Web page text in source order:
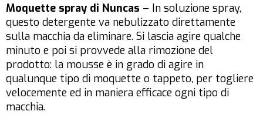
Moquette spray di Nuncas – In soluzione spray,
questo detergente va nebulizzato direttamente
sulla macchia da eliminare. Si lascia agire qualche
minuto e poi si provvede alla rimozione del
prodotto: la mousse è in grado di agire in
qualunque tipo di moquette o tappeto, per togliere
velocemente ed in maniera efficace ogni tipo di
macchia.